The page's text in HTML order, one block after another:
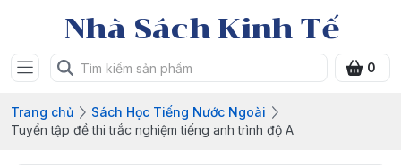
Nhà Sách Kinh Tế
0
Trang chủ
Sách Học Tiếng Nước Ngoài
Tuyển tập đề thi trắc nghiệm tiếng anh trình độ A